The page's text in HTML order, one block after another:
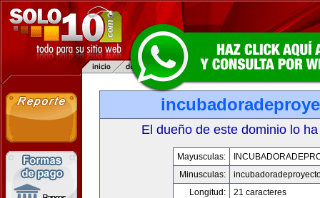
El dueño de este dominio lo
Mayusculas:
Minusculas:
Longitud:
21 caracteres